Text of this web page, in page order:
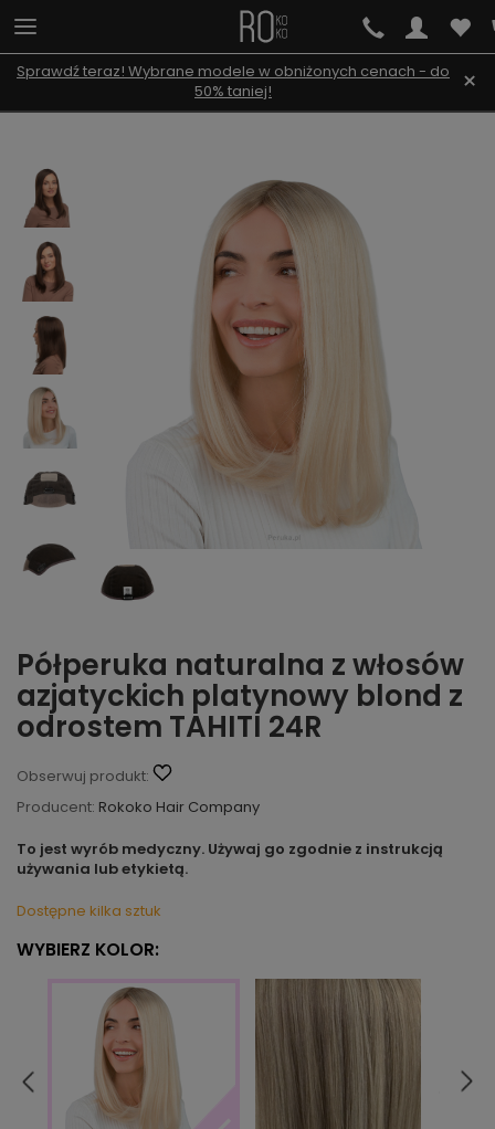
Sprawdź teraz! Wybrane modele w obniżonych cenach - do
50% taniej!
×
Półperuka naturalna z włosów
azjatyckich platynowy blond z
odrostem TAHITI 24R
Obserwuj produkt:
Producent: Rokoko Hair Company
To jest wyrób medyczny. Używaj go zgodnie z instrukcją
używania lub etykietą.
Dostępne kilka sztuk
WYBIERZ KOLOR: